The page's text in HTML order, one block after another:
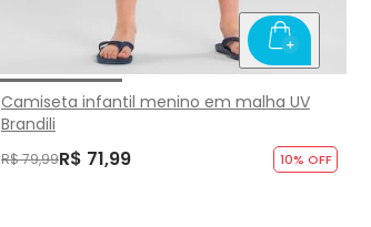
Camiseta infantil menino em malha UV
Brandili
R$ 79,99R$ 71,99 10% OFF